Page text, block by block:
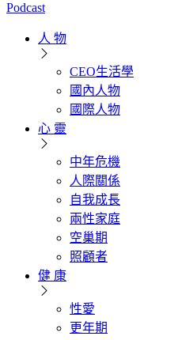
Podcast
人 物
CEO生活學
國內人物
國際人物
心 靈
中年危機
人際關係
自我成長
兩性家庭
空巢期
照顧者
健 康
性愛
更年期